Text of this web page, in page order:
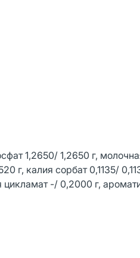
1,2650/ 1,2650 г,
г, калия сорбат 0,1135/
-/ 0,2000 г,